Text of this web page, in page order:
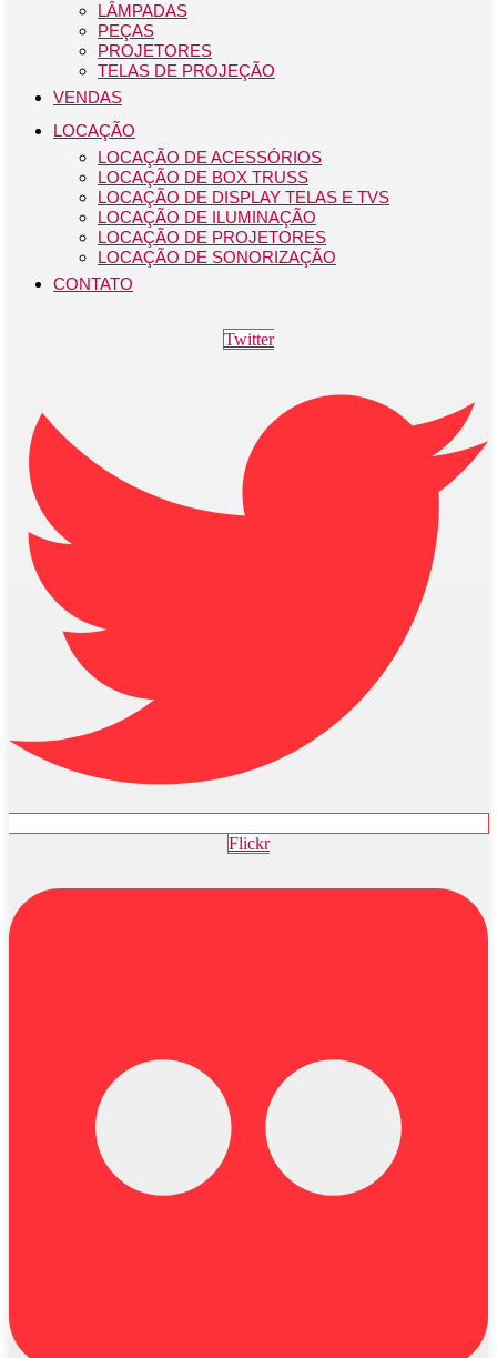
LÂMPADAS
PEÇAS
PROJETORES
TELAS DE PROJEÇÃO
VENDAS
LOCAÇÃO
LOCAÇÃO DE ACESSÓRIOS
LOCAÇÃO DE BOX TRUSS
LOCAÇÃO DE DISPLAY TELAS E TVS
LOCAÇÃO DE ILUMINAÇÃO
LOCAÇÃO DE PROJETORES
LOCAÇÃO DE SONORIZAÇÃO
CONTATO
Twitter
Flickr